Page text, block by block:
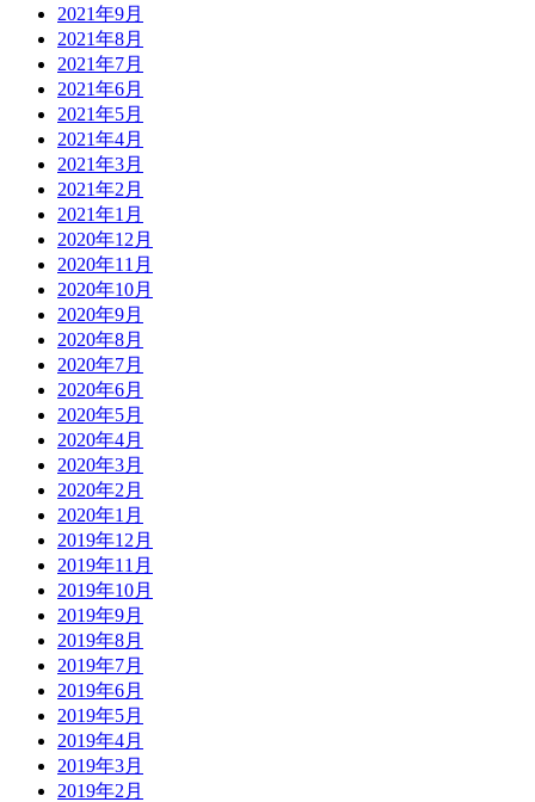
2021年9月
2021年8月
2021年7月
2021年6月
2021年5月
2021年4月
2021年3月
2021年2月
2021年1月
2020年12月
2020年11月
2020年10月
2020年9月
2020年8月
2020年7月
2020年6月
2020年5月
2020年4月
2020年3月
2020年2月
2020年1月
2019年12月
2019年11月
2019年10月
2019年9月
2019年8月
2019年7月
2019年6月
2019年5月
2019年4月
2019年3月
2019年2月